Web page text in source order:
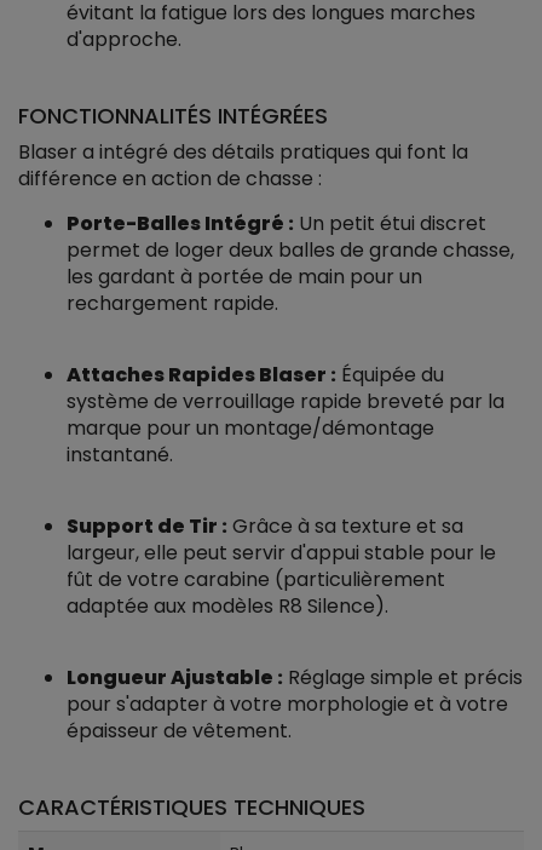
évitant la fatigue lors des longues marches
d'approche.
FONCTIONNALITÉS INTÉGRÉES
Blaser a intégré des détails pratiques qui font la
différence en action de chasse :
Porte-Balles Intégré : Un petit étui discret
permet de loger deux balles de grande chasse,
les gardant à portée de main pour un
rechargement rapide.
Attaches Rapides Blaser : Équipée du
système de verrouillage rapide breveté par la
marque pour un montage/démontage
instantané.
Support de Tir : Grâce à sa texture et sa
largeur, elle peut servir d'appui stable pour le
fût de votre carabine (particulièrement
adaptée aux modèles R8 Silence).
Longueur Ajustable : Réglage simple et précis
pour s'adapter à votre morphologie et à votre
épaisseur de vêtement.
CARACTÉRISTIQUES TECHNIQUES